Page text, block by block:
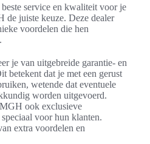
service en kwaliteit voor je
de juiste keuze. Deze dealer
voordelen die hen
je van uitgebreide garantie- en
betekent dat je met een gerust
wetende dat eventuele
worden uitgevoerd.
ook exclusieve
voor hun klanten.
extra voordelen en